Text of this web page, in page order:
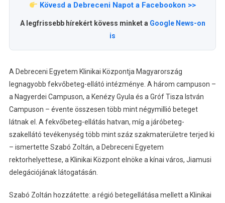
Kövesd a Debreceni Napot a Facebookon >>
A legfrissebb hírekért kövess minket a Google News-on
is
A Debreceni Egyetem Klinikai Központja Magyarország
legnagyobb fekvőbeteg-ellátó intézménye. A három campuson –
a Nagyerdei Campuson, a Kenézy Gyula és a Gróf Tisza István
Campuson – évente összesen több mint négymillió beteget
látnak el. A fekvőbeteg-ellátás hatvan, míg a járóbeteg-
szakellátó tevékenység több mint száz szakmaterületre terjed ki
– ismertette Szabó Zoltán, a Debreceni Egyetem
rektorhelyettese, a Klinikai Központ elnöke a kínai város, Jiamusi
delegációjának látogatásán.
Szabó Zoltán hozzátette: a régió betegellátása mellett a Klinikai